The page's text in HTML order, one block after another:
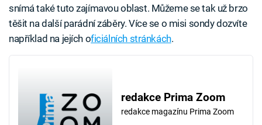
snímá také tuto zajímavou oblast. Můžeme se tak už brzo
těšit na další parádní záběry. Více se o misi sondy dozvíte
například na jejích oficiálních stránkách.
redakce Prima Zoom
redakce magazínu Prima Zoom